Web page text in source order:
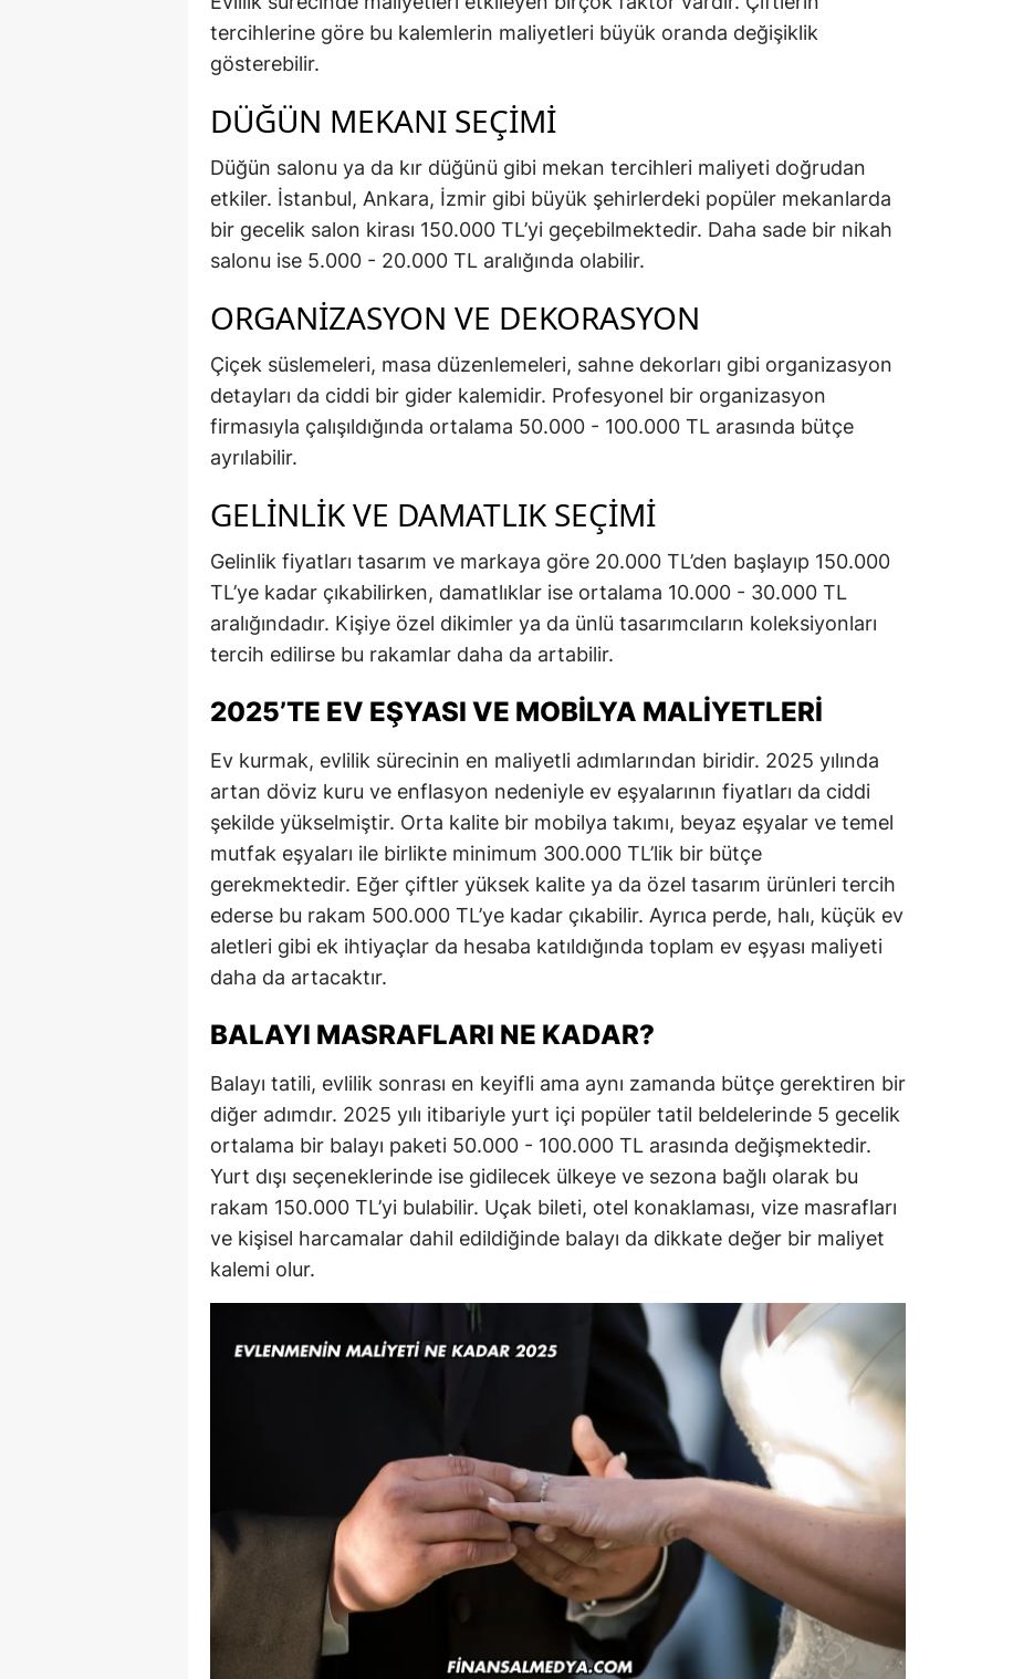
tercihlerine göre bu kalemlerin maliyetleri büyük oranda değişiklik
gösterebilir.
DÜĞÜN MEKANI SEÇIMI
Düğün salonu ya da kır düğünü gibi mekan tercihleri maliyeti doğrudan
etkiler. İstanbul, Ankara, İzmir gibi büyük şehirlerdeki popüler mekanlarda
bir gecelik salon kirası 150.000 TL’yi geçebilmektedir. Daha sade bir nikah
salonu ise 5.000 - 20.000 TL aralığında olabilir.
ORGANIZASYON VE DEKORASYON
Çiçek süslemeleri, masa düzenlemeleri, sahne dekorları gibi organizasyon
detayları da ciddi bir gider kalemidir. Profesyonel bir organizasyon
firmasıyla çalışıldığında ortalama 50.000 - 100.000 TL arasında bütçe
ayrılabilir.
GELINLIK VE DAMATLIK SEÇIMI
Gelinlik fiyatları tasarım ve markaya göre 20.000 TL’den başlayıp 150.000
TL’ye kadar çıkabilirken, damatlıklar ise ortalama 10.000 - 30.000 TL
aralığındadır. Kişiye özel dikimler ya da ünlü tasarımcıların koleksiyonları
tercih edilirse bu rakamlar daha da artabilir.
2025’TE EV EŞYASI VE MOBILYA MALIYETLERI
Ev kurmak, evlilik sürecinin en maliyetli adımlarından biridir. 2025 yılında
artan döviz kuru ve enflasyon nedeniyle ev eşyalarının fiyatları da ciddi
şekilde yükselmiştir. Orta kalite bir mobilya takımı, beyaz eşyalar ve temel
mutfak eşyaları ile birlikte minimum 300.000 TL’lik bir bütçe
gerekmektedir. Eğer çiftler yüksek kalite ya da özel tasarım ürünleri tercih
ederse bu rakam 500.000 TL’ye kadar çıkabilir. Ayrıca perde, halı, küçük ev
aletleri gibi ek ihtiyaçlar da hesaba katıldığında toplam ev eşyası maliyeti
daha da artacaktır.
BALAYI MASRAFLARI NE KADAR?
Balayı tatili, evlilik sonrası en keyifli ama aynı zamanda bütçe gerektiren bir
diğer adımdır. 2025 yılı itibariyle yurt içi popüler tatil beldelerinde 5 gecelik
ortalama bir balayı paketi 50.000 - 100.000 TL arasında değişmektedir.
Yurt dışı seçeneklerinde ise gidilecek ülkeye ve sezona bağlı olarak bu
rakam 150.000 TL’yi bulabilir. Uçak bileti, otel konaklaması, vize masrafları
ve kişisel harcamalar dahil edildiğinde balayı da dikkate değer bir maliyet
kalemi olur.